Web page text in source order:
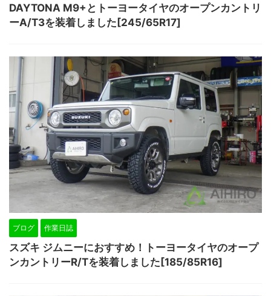
DAYTONA M9+とトーヨータイヤのオープンカントリ
ーA/T3を装着しました[245/65R17]
ブログ 作業日誌
スズキ ジムニーにおすすめ！トーヨータイヤのオープ
ンカントリーR/Tを装着しました[185/85R16]